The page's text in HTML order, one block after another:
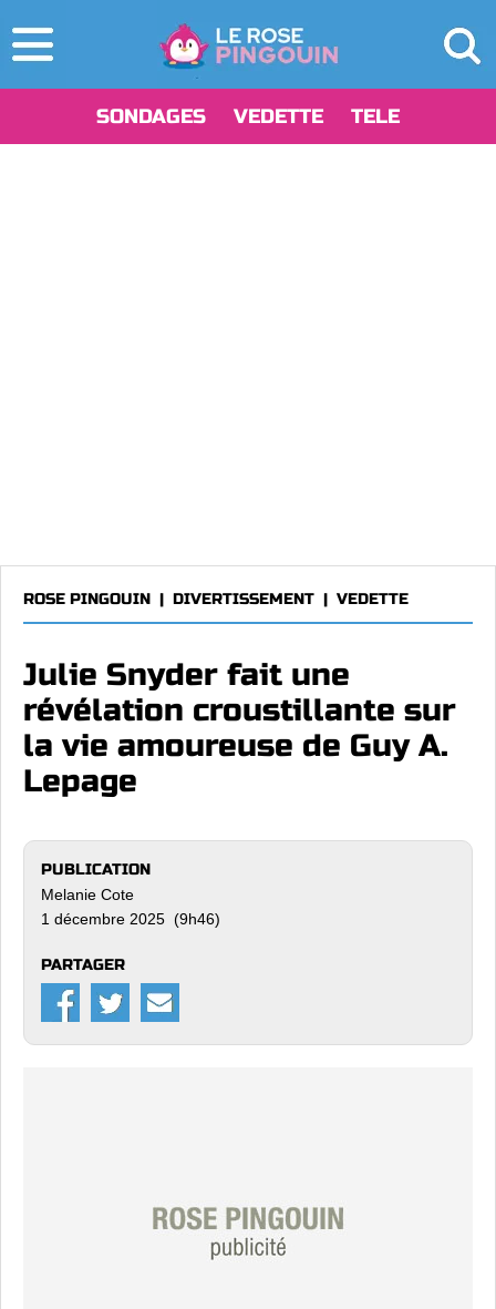
SONDAGES VEDETTE TELE
ROSE PINGOUIN | DIVERTISSEMENT | VEDETTE
Julie Snyder fait une
révélation croustillante sur
la vie amoureuse de Guy A.
Lepage
PUBLICATION
Melanie Cote
1 décembre 2025 (9h46)
PARTAGER